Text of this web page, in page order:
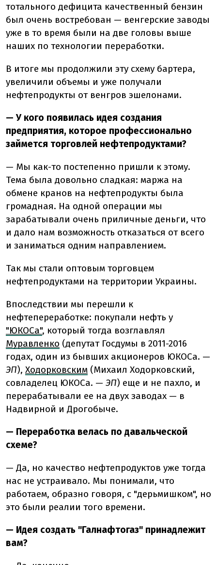
тотального дефицита качественный бензин
был очень востребован — венгерские заводы
уже в то время были на две головы выше
наших по технологии переработки.
В итоге мы продолжили эту схему бартера,
увеличили объемы и уже получали
нефтепродукты от венгров эшелонами.
— У кого появилась идея создания
предприятия, которое профессионально
займется торговлей нефтепродуктами?
— Мы как-то постепенно пришли к этому.
Тема была довольно сладкая: маржа на
обмене кранов на нефтепродукты была
громадная. На одной операции мы
зарабатывали очень приличные деньги, что
и дало нам возможность отказаться от всего
и заниматься одним направлением.
Так мы стали оптовым торговцем
нефтепродуктами на территории Украины.
Впоследствии мы перешли к
нефтепереработке: покупали нефть у
"ЮКОСа", который тогда возглавлял
Муравленко (депутат Госдумы в 2011-2016
годах, один из бывших акционеров ЮКОСа. —
ЭП), Ходорковским (Михаил Ходорковский,
совладелец ЮКОСа. — ЭП) еще и не пахло, и
перерабатывали ее на двух заводах — в
Надвирной и Дрогобыче.
— Переработка велась по давальческой
схеме?
— Да, но качество нефтепродуктов уже тогда
нас не устраивало. Мы понимали, что
работаем, образно говоря, с "дерьмишком", но
это были реалии того времени.
— Идея создать "Галнафтогаз" принадлежит
вам?